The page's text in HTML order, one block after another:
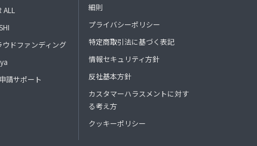
ALL
ウドファンディング
請サポート
細則
プライバシーポリシー
特定商取引法に基づく表記
情報セキュリティ方針
反社基本方針
カスタマーハラスメントに対す
る考え方
クッキーポリシー